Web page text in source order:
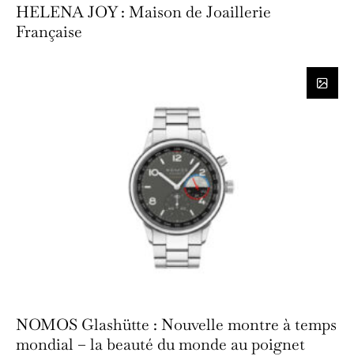
HELENA JOY : Maison de Joaillerie
Française
NOMOS Glashütte : Nouvelle montre à temps
mondial – la beauté du monde au poignet